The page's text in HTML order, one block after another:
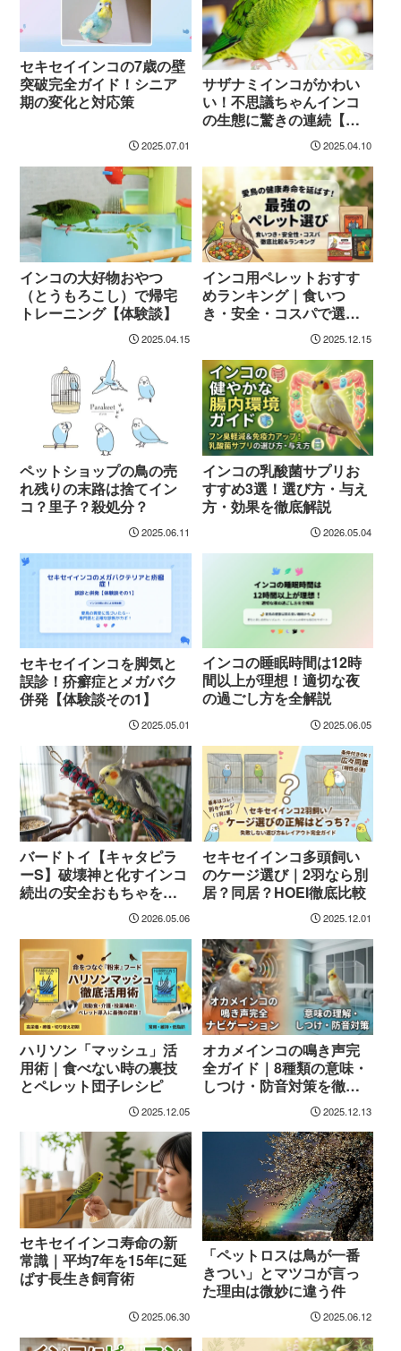
セキセイインコの7歳の壁
突破完全ガイド！シニア
期の変化と対応策
2025.07.01
サザナミインコがかわい
い！不思議ちゃんインコ
の生態に驚きの連続【体
2025.04.10
インコの大好物おやつ
（とうもろこし）で帰宅
トレーニング【体験談】
2025.04.15
インコ用ペレットおすす
めランキング｜食いつ
き・安全・コスパで選ぶ
2025.12.15
ペットショップの鳥の売
れ残りの末路は捨てイン
コ？里子？殺処分？
2025.06.11
インコの乳酸菌サプリお
すすめ3選！選び方・与え
方・効果を徹底解説
2026.05.04
セキセイインコを脚気と
誤診！疥癬症とメガバク
併発【体験談その1】
2025.05.01
インコの睡眠時間は12時
間以上が理想！適切な夜
の過ごし方を全解説
2025.06.05
バードトイ【キャタピラ
ーS】破壊神と化すインコ
続出の安全おもちゃを徹
2026.05.06
セキセイインコ多頭飼い
のケージ選び｜2羽なら別
居？同居？HOEI徹底比較
2025.12.01
ハリソン「マッシュ」活
用術｜食べない時の裏技
とペレット団子レシピ
2025.12.05
オカメインコの鳴き声完
全ガイド｜8種類の意味・
しつけ・防音対策を徹底
2025.12.13
セキセイインコ寿命の新
常識｜平均7年を15年に延
ばす長生き飼育術
2025.06.30
「ペットロスは鳥が一番
きつい」とマツコが言っ
た理由は微妙に違う件
2025.06.12